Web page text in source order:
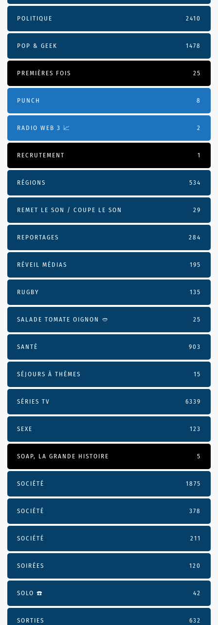
POLITIQUE 2410
POP & GEEK 1478
PREMIÈRES FOIS 25
PUNCH 8
RADIO WEB 3 📈 2
RECRUTEMENT 1
RÉGIONS 534
REMET LE SON / COUPE LE SON 29
REPORTAGES 284
RÉVEIL MÉDIAS 195
RUGBY 135
SALADE TOMATE OIGNON 🥙 25
SANTÉ 903
SÉJOURS À THÈMES 15
SÉRIES TV 6339
SEXE 123
SOAP, LA GRANDE HISTOIRE 5
SOCIÉTÉ 1875
SOCIÉTÉ 378
SOCIÉTÉ 211
SOIRÉES 120
SOLO ☎️ 42
SORTIES 632